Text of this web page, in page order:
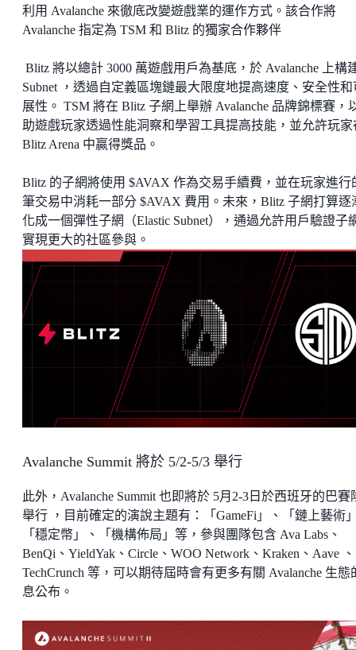
利用 Avalanche 來徹底改變遊戲業的運作方式。該合作將
Avalanche 指定為 TSM 和 Blitz 的獨家合作夥伴
Blitz 將以總計 3000 萬遊戲用戶為基底，於 Avalanche 上構
Subnet ，透過自定義區塊鏈最大限度地提高速度、安全性和
展性。 TSM 將在 Blitz 子網上舉辦 Avalanche 品牌錦標賽，
助遊戲玩家透過性能洞察和學習工具提高技能，並允許玩家
Blitz Arena 中贏得獎品。
Blitz 的子網將使用 $AVAX 作為交易手續費，並在玩家進行
筆交易中消耗一部分 $AVAX 費用。未來，Blitz 子網打算逐
化成一個彈性子網（Elastic Subnet），通過允許用戶驗證子
實現更大的社區參與。
Avalanche Summit 將於 5/2-5/3 舉行
此外，Avalanche Summit 也即將於 5月2-3日於西班牙的巴賽
舉行 ，目前確定的演說主題有：「GameFi」、「鏈上藝術
「穩定幣」、「機構佈局」等，參與團隊包含 Ava Labs、
BenQi、YieldYak、Circle、WOO Network、Kraken、Aave 、
TechCrunch 等，可以期待屆時會有更多有關 Avalanche 生態
息公布。